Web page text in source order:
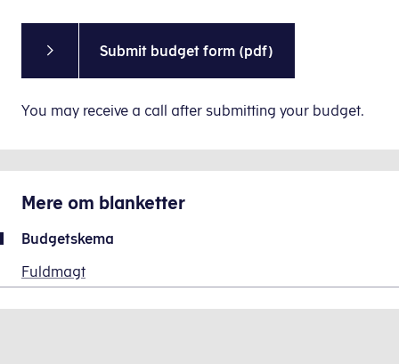
Submit budget form (pdf)
You may receive a call after submitting your budget.
Mere om blanketter
Budgetskema
Fuldmagt